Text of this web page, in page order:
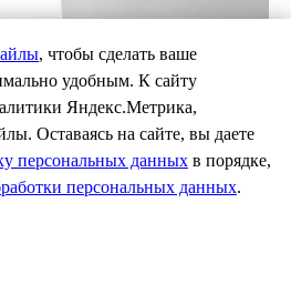
, чтобы сделать ваше
удобным. К cайту
Яндекс.Метрика,
Оставаясь на сайте, вы даете
персональных данных в порядке,
персональных данных.